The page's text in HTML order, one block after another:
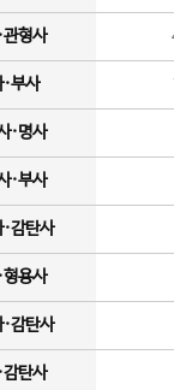
관형사
·부사
·명사
·부사
·감탄사
형용사
·감탄사
감탄사